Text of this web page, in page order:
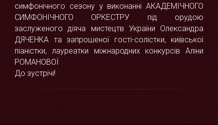
симфонічного сезону у виконанні АКАДЕМІЧНОГО
СИМФОНІЧНОГО ОРКЕСТРУ під орудою
заслуженого діяча мистецтв України Олександра
ДЯЧЕНКА та запрошеної гості-солістки, київської
піаністки, лауреатки міжнародних конкурсів Аліни
РОМАНОВОЇ
До зустрічі!